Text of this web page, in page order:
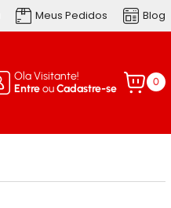
Meus Pedidos Blog
0
Ola Visitante!
EntreouCadastre-se